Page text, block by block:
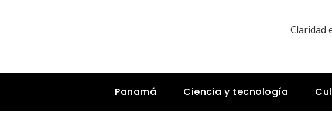
Claridad
Panamá Ciencia y tecnología